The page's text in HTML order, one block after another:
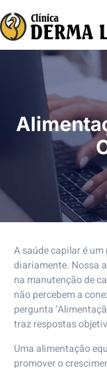
A saúde capilar é
diariamente. Nossa
na manutenção de
não percebem a
pergunta
traz respostas
Uma alimentação
promover o